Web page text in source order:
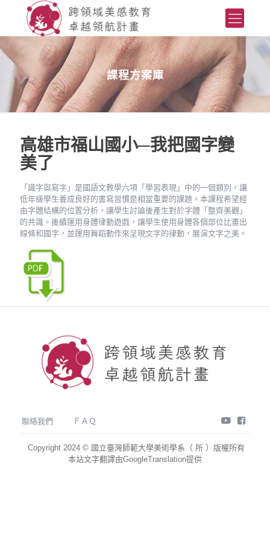
課程方案庫
高雄市福山國小─我把國字變
美了
「識字與寫字」是國語文教學六項「學習表現」中的一個類別，讓
低年級學生養成良好的書寫習慣是相當重要的課題。本課程希望經
由字體結構的位置分析，讓學生討論後產生對於字體「整齊美觀」
的共識。後續運用身體律動遊戲，讓學生使用身體各個部位比畫出
線條和國字，並運用舞蹈動作來呈現文字的律動，展演文字之美。
聯絡我們 ＦＡＱ youtube
Copyright 2024 © 國立臺灣師範大學美術學系（ 所 ）版權所有
本站文字翻譯由GoogleTranslation提供